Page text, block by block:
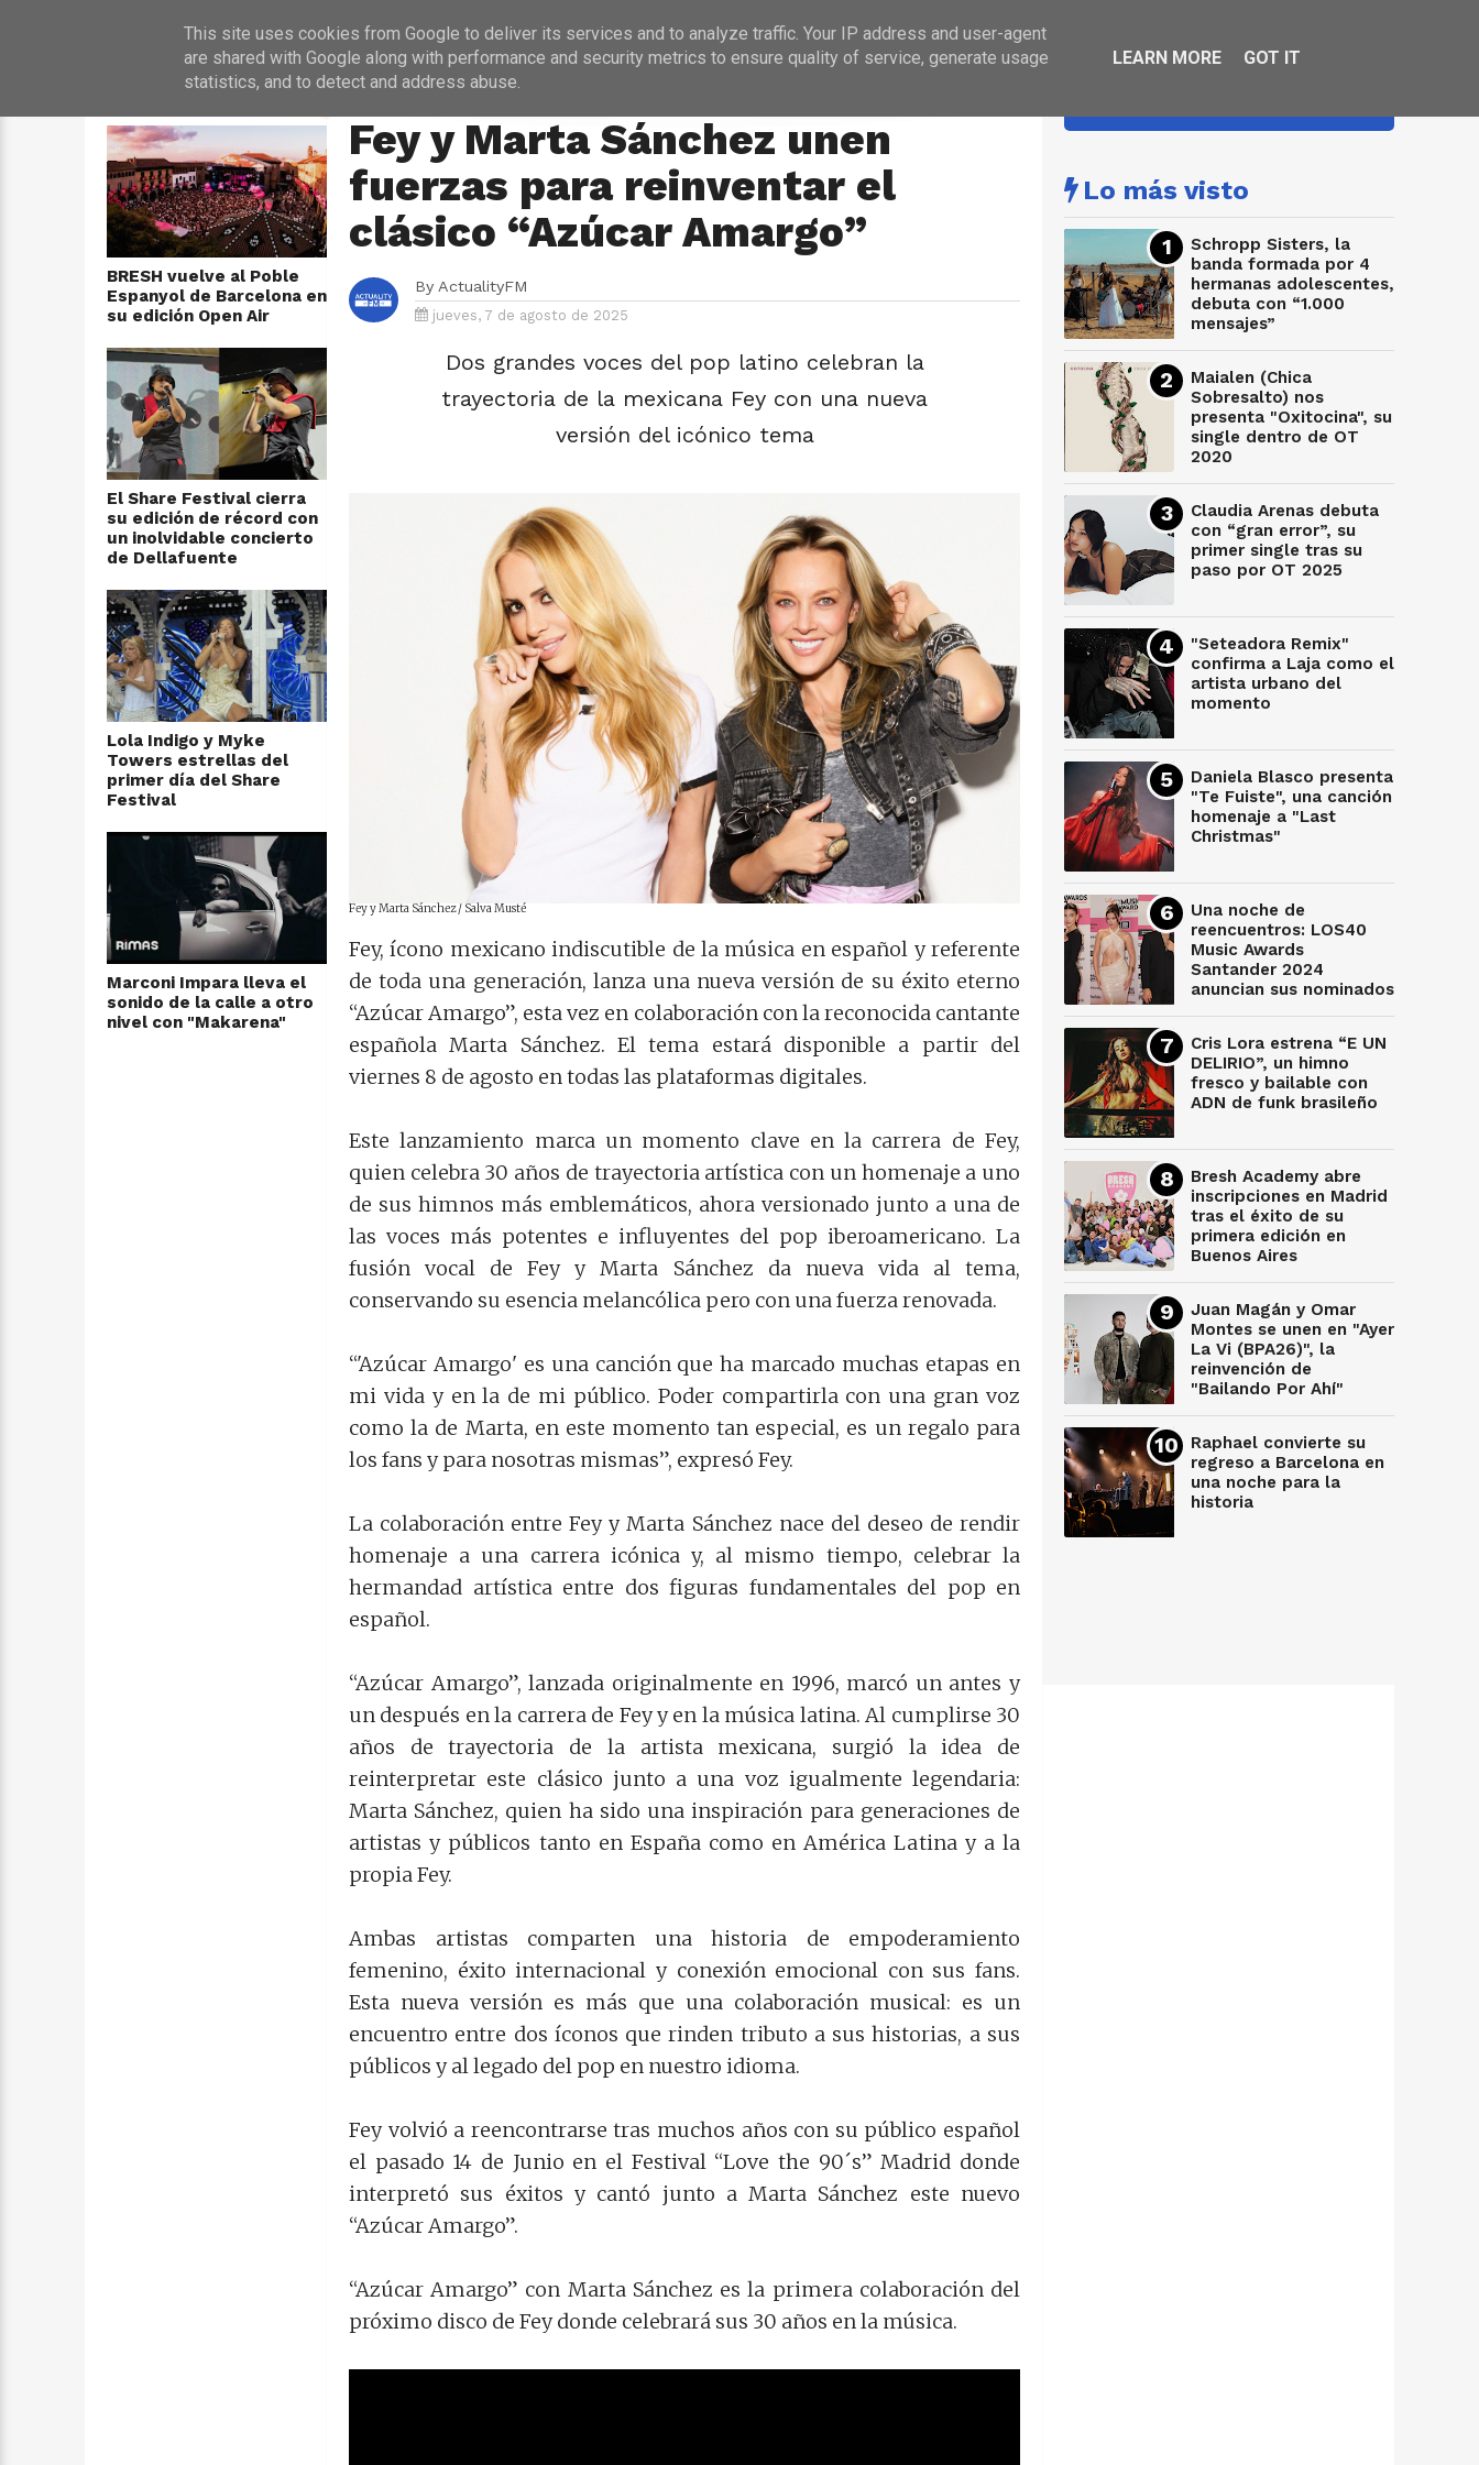
INICIO NOTICIAS PROGRAMACIÓN ENTREVISTAS
BRESH vuelve al Poble
Espanyol de Barcelona en
su edición Open Air
El Share Festival cierra
su edición de récord con
un inolvidable concierto
de Dellafuente
Lola Indigo y Myke
Towers estrellas del
primer día del Share
Festival
Marconi Impara lleva el
sonido de la calle a otro
nivel con "Makarena"
Fey y Marta Sánchez unen
fuerzas para reinventar el
clásico “Azúcar Amargo”
By ActualityFM
jueves, 7 de agosto de 2025
Dos grandes voces del pop latino celebran la
trayectoria de la mexicana Fey con una nueva
versión del icónico tema
Fey y Marta Sánchez / Salva Musté
Fey, ícono mexicano indiscutible de la música en español y referente
de toda una generación, lanza una nueva versión de su éxito eterno
“Azúcar Amargo”, esta vez en colaboración con la reconocida cantante
española Marta Sánchez. El tema estará disponible a partir del
viernes 8 de agosto en todas las plataformas digitales.
Este lanzamiento marca un momento clave en la carrera de Fey,
quien celebra 30 años de trayectoria artística con un homenaje a uno
de sus himnos más emblemáticos, ahora versionado junto a una de
las voces más potentes e influyentes del pop iberoamericano. La
fusión vocal de Fey y Marta Sánchez da nueva vida al tema,
conservando su esencia melancólica pero con una fuerza renovada.
“'Azúcar Amargo' es una canción que ha marcado muchas etapas en
mi vida y en la de mi público. Poder compartirla con una gran voz
como la de Marta, en este momento tan especial, es un regalo para
los fans y para nosotras mismas”, expresó Fey.
La colaboración entre Fey y Marta Sánchez nace del deseo de rendir
homenaje a una carrera icónica y, al mismo tiempo, celebrar la
hermandad artística entre dos figuras fundamentales del pop en
español.
“Azúcar Amargo”, lanzada originalmente en 1996, marcó un antes y
un después en la carrera de Fey y en la música latina. Al cumplirse 30
años de trayectoria de la artista mexicana, surgió la idea de
reinterpretar este clásico junto a una voz igualmente legendaria:
Marta Sánchez, quien ha sido una inspiración para generaciones de
artistas y públicos tanto en España como en América Latina y a la
propia Fey.
Ambas artistas comparten una historia de empoderamiento
femenino, éxito internacional y conexión emocional con sus fans.
Esta nueva versión es más que una colaboración musical: es un
encuentro entre dos íconos que rinden tributo a sus historias, a sus
públicos y al legado del pop en nuestro idioma.
Fey volvió a reencontrarse tras muchos años con su público español
el pasado 14 de Junio en el Festival “Love the 90´s” Madrid donde
interpretó sus éxitos y cantó junto a Marta Sánchez este nuevo
“Azúcar Amargo”.
“Azúcar Amargo” con Marta Sánchez es la primera colaboración del
próximo disco de Fey donde celebrará sus 30 años en la música.
Lo más visto
Schropp Sisters, la
banda formada por 4
hermanas adolescentes,
debuta con “1.000
mensajes”
Maialen (Chica
Sobresalto) nos
presenta "Oxitocina", su
single dentro de OT
2020
Claudia Arenas debuta
con “gran error”, su
primer single tras su
paso por OT 2025
"Seteadora Remix"
confirma a Laja como el
artista urbano del
momento
Daniela Blasco presenta
"Te Fuiste", una canción
homenaje a "Last
Christmas"
Una noche de
reencuentros: LOS40
Music Awards
Santander 2024
anuncian sus nominados
Cris Lora estrena “E UN
DELIRIO”, un himno
fresco y bailable con
ADN de funk brasileño
Bresh Academy abre
inscripciones en Madrid
tras el éxito de su
primera edición en
Buenos Aires
Juan Magán y Omar
Montes se unen en "Ayer
La Vi (BPA26)", la
reinvención de
"Bailando Por Ahí"
Raphael convierte su
regreso a Barcelona en
una noche para la
historia
This site uses cookies from Google to deliver its services and to analyze traffic. Your IP address and user-agent
are shared with Google along with performance and security metrics to ensure quality of service, generate usage
statistics, and to detect and address abuse.
LEARN MORE GOT IT